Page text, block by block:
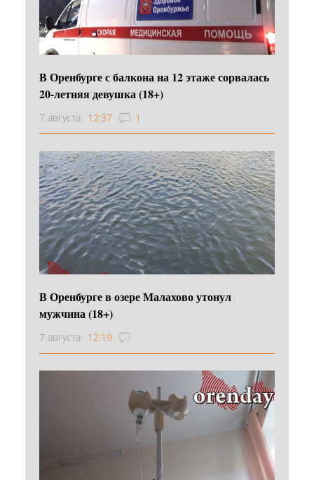
В Оренбурге с балкона на 12 этаже сорвалась
20-летняя девушка (18+)
7 августа 12:37 1
В Оренбурге в озере Малахово утонул
мужчина (18+)
7 августа 12:19